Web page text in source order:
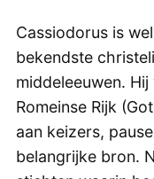
Cassiodorus is
bekendste
middeleeuwen.
Romeinse Rijk
aan keizers,
belangrijke bron.